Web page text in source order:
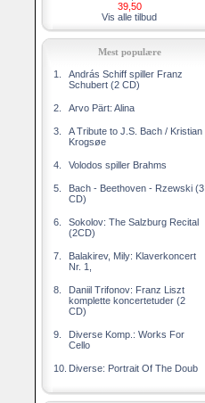
39,50
Vis alle tilbud
Mest populære
1.
András Schiff spiller Franz
Schubert (2 CD)
2. Arvo Pärt: Alina
3.
A Tribute to J.S. Bach / Kristian
Krogsøe
4. Volodos spiller Brahms
5.
Bach - Beethoven - Rzewski (3
CD)
6.
Sokolov: The Salzburg Recital
(2CD)
7.
Balakirev, Mily: Klaverkoncert
Nr. 1,
8.
Daniil Trifonov: Franz Liszt
komplette koncertetuder (2
CD)
9.
Diverse Komp.: Works For
Cello
10. Diverse: Portrait Of The Doub